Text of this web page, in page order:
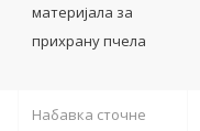
материјала за
прихрану пчела
Набавка сточне